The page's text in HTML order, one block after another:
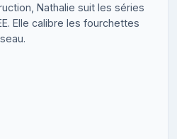
Nathalie suit les séries
Elle calibre les fourchettes